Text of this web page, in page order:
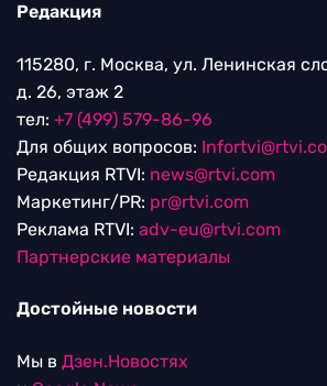
Редакция
115280, г. Москва, ул. Ленинская
д. 26, этаж 2
тел: +7 (499) 579-86-96
Для общих вопросов:
Редакция RTVI: news@rtvi.com
Маркетинг/PR: pr@rtvi.com
Реклама RTVI: adv-eu@rtvi.com
Партнерские материалы
Достойные новости
Мы в Дзен.Новостях